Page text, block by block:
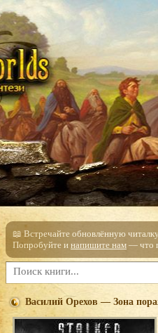
📖 Встречайте обновлённую
Попробуйте и напишите нам — что
Василий Орехов — Зона